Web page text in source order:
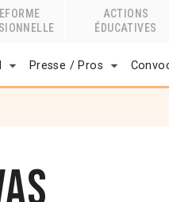
ACTIONS
ÉDUCATIVES
Presse / Pros